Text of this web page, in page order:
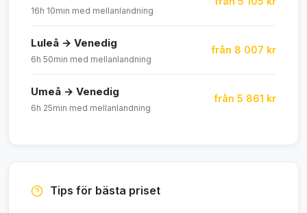
16h 10min med mellanlandning
Luleå → Venedig
6h 50min med mellanlandning
från 8 007 kr
Umeå → Venedig
6h 25min med mellanlandning
från 5 861 kr
Tips för bästa priset